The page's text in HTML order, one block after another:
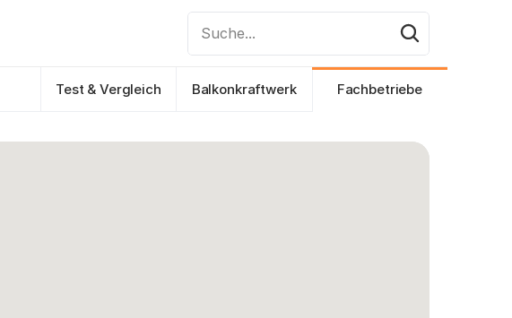
Suche...
Test & Vergleich Balkonkraftwerk Fachbetriebe